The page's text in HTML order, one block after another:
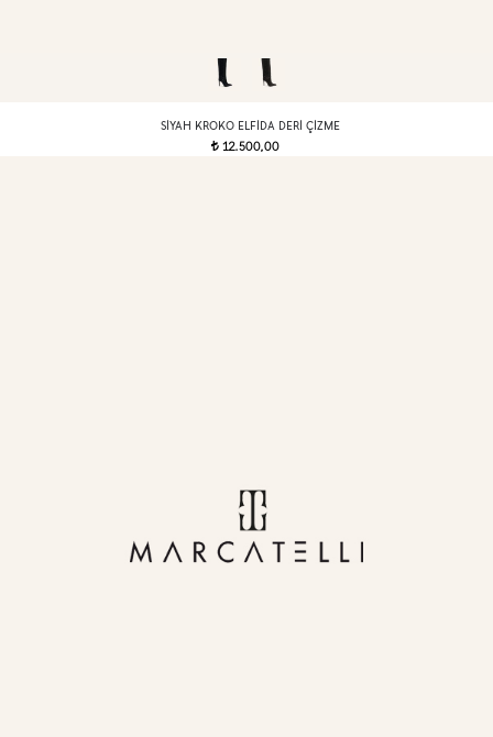
SIYAH KROKO ELFIDA DERI ÇIZME
t 12.500,00